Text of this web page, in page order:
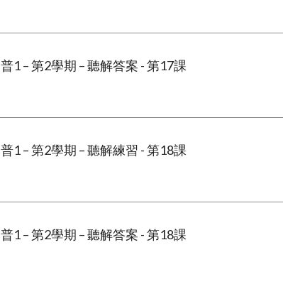
普1 – 第2學期 – 聽解答案 - 第17課
普1 – 第2學期 – 聽解練習 - 第18課
普1 – 第2學期 – 聽解答案 - 第18課